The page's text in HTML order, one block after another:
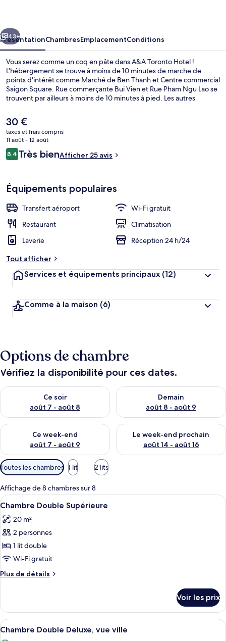
Suivant
43+
PrésentationChambresEmplacementConditions
Vous serez comme un coq en pâte dans A&A Toronto Hotel !
L'hébergement se trouve à moins de 10 minutes de marche de
points d'intérêt comme Marché de Ben Thanh et Centre commercial
Saigon Square. Rue commerçante Bui Vien et Rue Pham Ngu Lao se
trouvent par ailleurs à moins de 10 minutes à pied. Les autres
présentation générale. L'hébergement se situe à une très courte
distance à pied des transports publics : Station de métro Ben Thanh
se trouve à 2 min et Station de métro Opera House, à 10 min.
Le
prix
actuel
est
de
30 €
taxes et frais compris
11 août - 12 août
Avis
voyageurs
8,48,4 sur 10
Très bienAfficher 25 avis
Équipements populaires
Transfert aéroport
Wi-Fi gratuit
Restaurant
Climatisation
Laverie
Réception 24 h/24
Tout afficher
Services et équipements principaux (12)
Comme à la maison (6)
Options de chambre
Vérifiez la disponibilité pour ces dates.
Ce soir
août 7 - août 8
Vérifier la disponibilité pour ce soir août 7 - août 8
Demain
août 8 - août 9
Vérifier la disponibilité pour
Ce week-end
août 7 - août 9
Vérifier la disponibilité pour ce week-end août 7 - août 9
Le week-end prochain
août 14 - août 16
Vérifier la disponibilité pour
Filtres
disponibles
pour
les
chambres
Toutes les chambres 1 lit 2 lits
Affichage de 8 chambres sur 8
Afficher
toutes
les
photos
pour
ce
type
de
Chambre
Double
Supérieure
Une chambre d’hôtel avec un
6
Chambre Double Supérieure
20 m²
2 personnes
1 lit double
Wi-Fi gratuit
Plus de détails
Plus
le
type
de
Voir les prix
Afficher
toutes
Chambre Double Deluxe, vue ville |
6
Chambre Double Deluxe, vue ville